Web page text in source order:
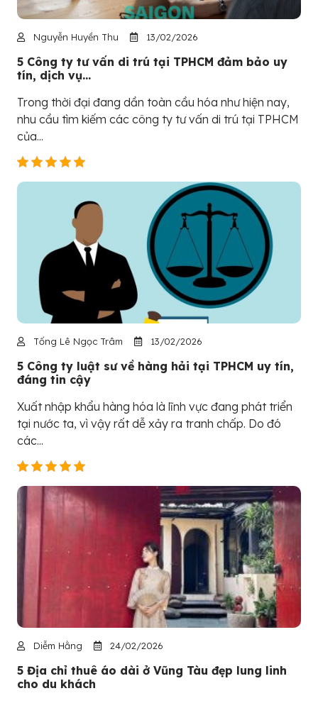
Nguyễn Huyền Thu 13/02/2026
5 Công ty tư vấn di trú tại TPHCM đảm bảo uy
tín, dịch vụ...
Trong thời đại đang dần toàn cầu hóa như hiện nay,
nhu cầu tìm kiếm các công ty tư vấn di trú tại TPHCM
của...
Tống Lê Ngọc Trâm 13/02/2026
5 Công ty luật sư về hàng hải tại TPHCM uy tín,
đáng tin cậy
Xuất nhập khẩu hàng hóa là lĩnh vực đang phát triển
tại nước ta, vì vậy rất dễ xảy ra tranh chấp. Do đó
các...
Diễm Hằng 24/02/2026
5 Địa chỉ thuê áo dài ở Vũng Tàu đẹp lung linh
cho du khách